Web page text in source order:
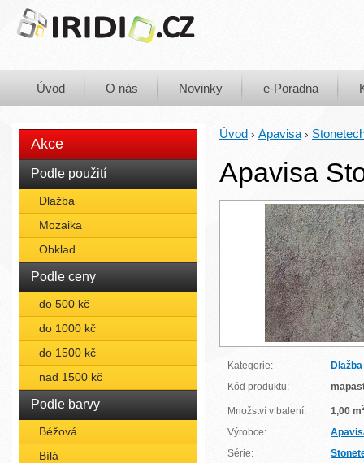
Úvod O nás Novinky e-Poradna
Akce
Podle použití
Dlažba
Mozaika
Obklad
Podle ceny
do 500 kč
do 1000 kč
do 1500 kč
nad 1500 kč
Podle barvy
Béžová
Bílá
Úvod › Apavisa ›
Apavisa
Kategorie:
Dlažba
Kód produktu:
Množství v balení: 1,00 m
Výrobce:
Série: